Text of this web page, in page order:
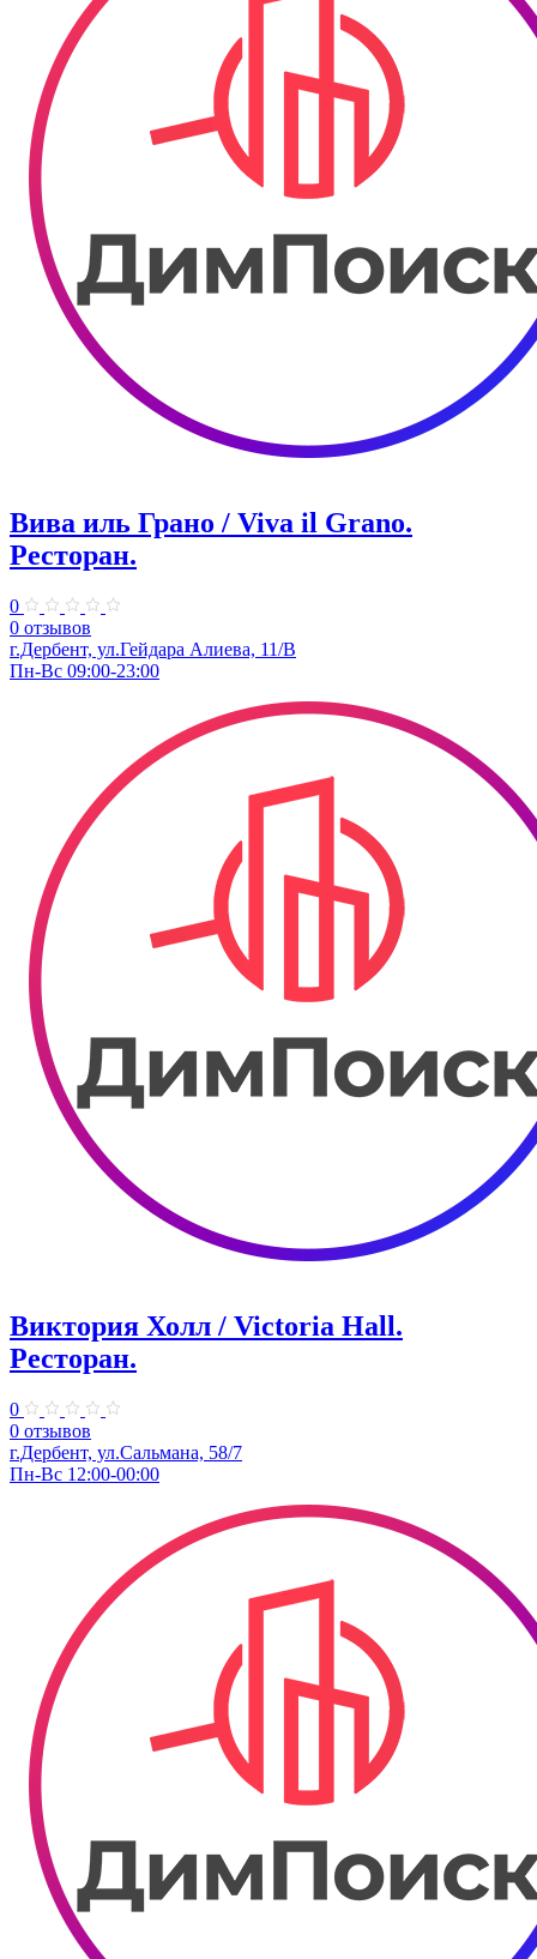
Вива иль Грано / Viva il Grano.
Ресторан.
0
0 отзывов
г.Дербент, ул.Гейдара Алиева, 11/В
Пн-Вс 09:00-23:00
Виктория Холл / Victoria Hall.
Ресторан.
0
0 отзывов
г.Дербент, ул.Сальмана, 58/7
Пн-Вс 12:00-00:00